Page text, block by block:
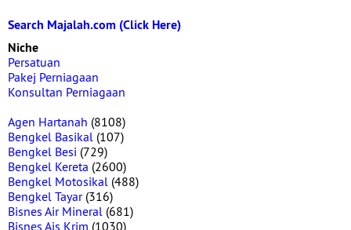
Search Majalah.com (Click Here)
Niche
Persatuan
Pakej Perniagaan
Konsultan Perniagaan
Agen Hartanah (8108)
Bengkel Basikal (107)
Bengkel Besi (729)
Bengkel Kereta (2600)
Bengkel Motosikal (488)
Bengkel Tayar(316)
Bisnes Air Mineral (681)
Bisnes Ais Krim (1030)